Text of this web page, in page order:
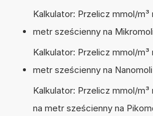
Kalkulator: Przelicz mmol/m³
metr sześcienny na
Kalkulator: Przelicz mmol/m³
metr sześcienny na
Kalkulator: Przelicz mmol/m³
na metr sześcienny na